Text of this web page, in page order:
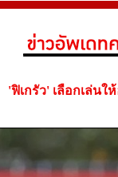
'ฟิเกรัว' เลือกเล่นใ